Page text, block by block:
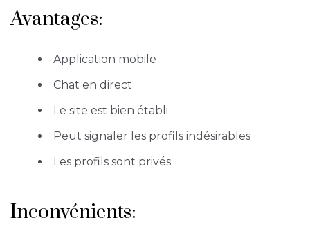
Avantages:
Application mobile
Chat en direct
Le site est bien établi
Peut signaler les profils indésirables
Les profils sont privés
Inconvénients: